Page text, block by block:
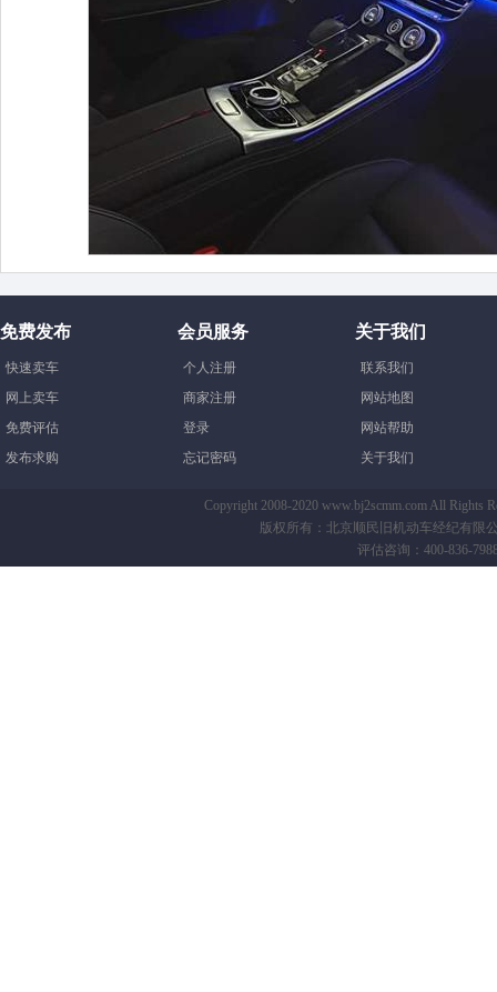
免费发布
快速卖车
网上卖车
免费评估
发布求购
会员服务
个人注册
商家注册
登录
忘记密码
关于我们
联系我们
网站地图
网站帮助
关于我们
Copyright 2008-2020 www.bj2scmm.com All Rights
版权所有：北京顺民旧机动车经纪有限
评估咨询：400-836-